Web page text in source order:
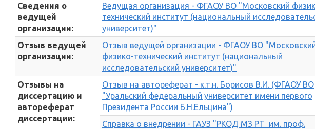
Сведения о
ведущей
организации:
Ведущая организация - ФГАОУ ВО "Московский
технический институт (национальный
университет)"
Отзыв ведущей
организации:
Отзыв ведущей организации - ФГАОУ ВО
физико-технический институт (национальный
исследовательский университет)"
Отзывы на
диссертацию и
автореферат
диссертации:
Отзыв на автореферат - к.т.н. Борисов В.И. (ФГАОУ ВО
"Уральский федеральный университет имени первого
Президента России Б.Н.Ельцина")
Справка о внедрении - ГАУЗ "РКОД МЗ РТ им. проф.